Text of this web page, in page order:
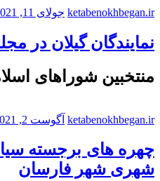
ketabenokhbegan.ir جولای 11, 2021
نمایندگان گیلان در
منتخبین شوراهای
ketabenokhbegan.ir آگوست 2, 2021
چهره های برجسته
شهری شهر فارسان